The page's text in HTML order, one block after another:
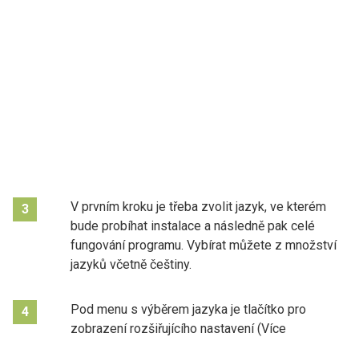
3
V prvním kroku je třeba zvolit jazyk, ve kterém
bude probíhat instalace a následně pak celé
fungování programu. Vybírat můžete z množství
jazyků včetně češtiny.
4
Pod menu s výběrem jazyka je tlačítko pro
zobrazení rozšiřujícího nastavení (Více